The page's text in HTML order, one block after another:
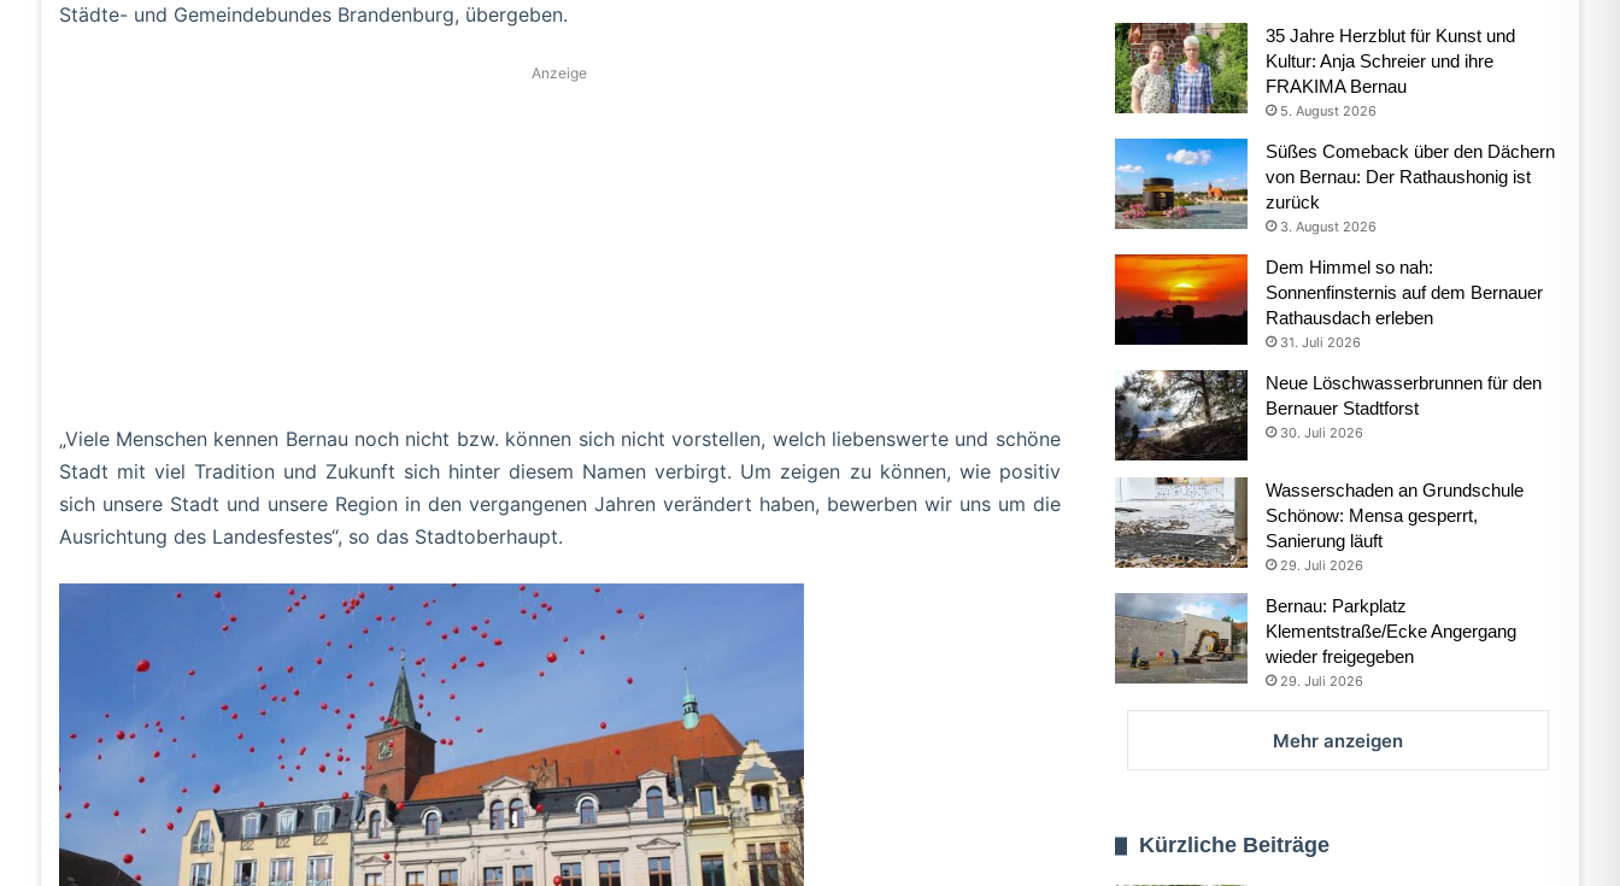
Städte- und Gemeindebundes Brandenburg, übergeben.
Anzeige
„Viele Menschen kennen Bernau noch nicht bzw. können sich nicht vorstellen, welch liebenswerte und schöne
Stadt mit viel Tradition und Zukunft sich hinter diesem Namen verbirgt. Um zeigen zu können, wie positiv
sich unsere Stadt und unsere Region in den vergangenen Jahren verändert haben, bewerben wir uns um die
Ausrichtung des Landesfestes“, so das Stadtoberhaupt.
35 Jahre Herzblut für Kunst und
Kultur: Anja Schreier und ihre
FRAKIMA Bernau
5. August 2026
Süßes Comeback über den Dächern
von Bernau: Der Rathaushonig ist
zurück
3. August 2026
Dem Himmel so nah:
Sonnenfinsternis auf dem Bernauer
Rathausdach erleben
31. Juli 2026
Neue Löschwasserbrunnen für den
Bernauer Stadtforst
30. Juli 2026
Wasserschaden an Grundschule
Schönow: Mensa gesperrt,
Sanierung läuft
29. Juli 2026
Bernau: Parkplatz
Klementstraße/Ecke Angergang
wieder freigegeben
29. Juli 2026
Mehr anzeigen
Kürzliche Beiträge